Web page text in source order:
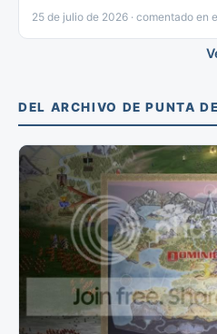
wargame de mesa nacional.
25 de julio de 2026 · comentado en
DEL ARCHIVO DE PUNTA